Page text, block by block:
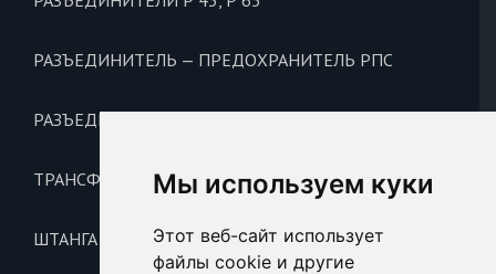
Мы используем куки
Этот веб-сайт использует
файлы cookie и другие
РАЗЪЕДИНИТЕЛЬ — ПРЕДОХРАНИТЕЛЬ РПС
РАЗЪЕДИНИТЕЛЬ НА ОДНО НАПРАВЛЕНИЕ РЕ
ТРАНСФОРМАТОРЫ ТОКА Т 0,66
ШТАНГА ОПЕРАТИВНАЯ L=1041